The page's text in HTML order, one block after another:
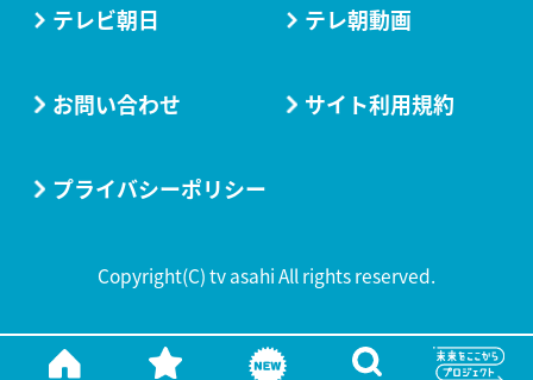
テレビ朝日 テレ朝動画
お問い合わせ サイト利用規約
プライバシーポリシー
Copyright(C) tv asahi All rights reserved.